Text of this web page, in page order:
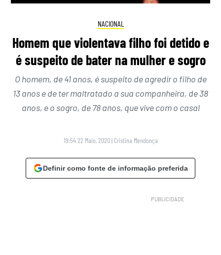
NACIONAL
Homem que violentava filho foi detido e
é suspeito de bater na mulher e sogro
O homem, de 41 anos, é suspeito de agredir o filho de
13 anos e de ter maltratado a sua companheira, de 38
anos, e o sogro, de 78 anos, que vive com o casal
19:54 22 Maio, 2020 | Cristina Mendonça
Definir como fonte de informação preferida